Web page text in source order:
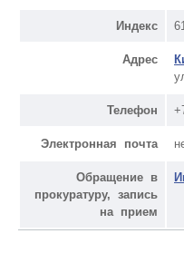
Индекс
Адрес
Телефон
Электронная почта
Обращение в
прокуратуру, запись
на прием